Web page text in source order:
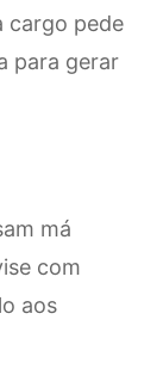
cargo pede
para gerar
má
com
aos